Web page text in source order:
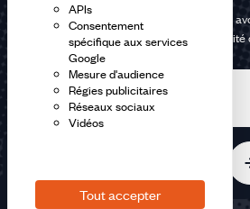
APIs
Consentement
spécifique aux services
Google
Mesure d'audience
Régies publicitaires
Réseaux sociaux
Vidéos
Tout accepter
En m'inscrivant à la newsletter, j'affirme
lapolitique de confidentialité